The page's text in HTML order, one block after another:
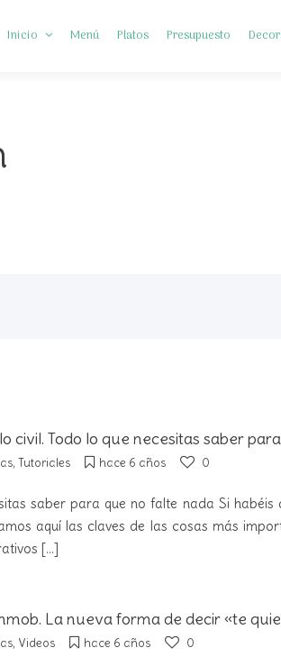
Inicio Menú Platos Presupuesto
civil. Todo lo que necesitas saber
, Tutoriales hace 6 años 0
saber para que no falte nada Si
aquí las claves de las cosas más
[...]
La nueva forma de decir «te
, Videos hace 6 años 0